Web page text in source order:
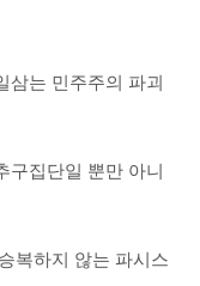
삼는 민주주의 파괴
구집단일 뿐만 아니
복하지 않는 파시스